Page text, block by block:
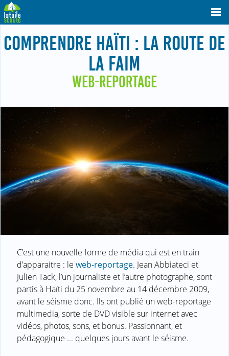
COMPRENDRE HAÏTI : LA ROUTE DE
LA FAIM
WEB-REPORTAGE
C’est une nouvelle forme de média qui est en train
d’apparaitre : le web-reportage. Jean Abbiateci et
Julien Tack, l’un journaliste et l’autre photographe, sont
partis à Haïti du 25 novembre au 14 décembre 2009,
avant le séisme donc. Ils ont publié un web-reportage
multimedia, sorte de DVD visible sur internet avec
vidéos, photos, sons, et bonus. Passionnant, et
pédagogique ... quelques jours avant le séisme.